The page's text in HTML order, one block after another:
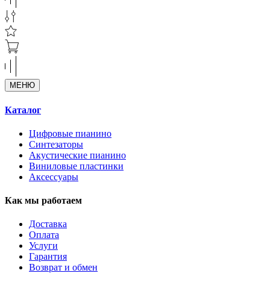
МЕНЮ
Каталог
Цифровые пианино
Синтезаторы
Акустические пианино
Виниловые пластинки
Аксессуары
Как мы работаем
Доставка
Оплата
Услуги
Гарантия
Возврат и обмен